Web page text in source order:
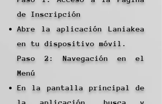
de Inscripción
Abre la aplicación Laniakea
en tu dispositivo móvil.
Paso 2: Navegación en el
Menú
En la pantalla principal de
la aplicación, busca y